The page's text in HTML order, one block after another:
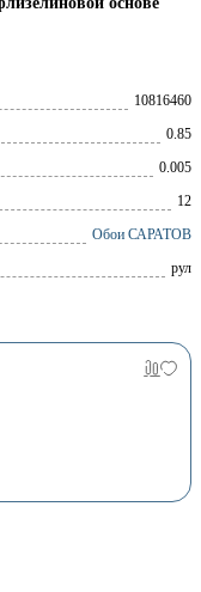
10816460
0.85
0.005
12
Обои САРАТОВ
рул